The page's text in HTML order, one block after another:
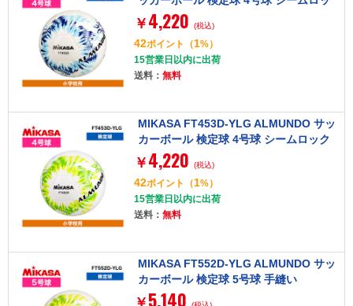
ク
￥ 4,220 (税込)
42ポイント （1%）
15営業日以内に出荷
送料： 無料
MIKASA FT453D-YLG ALMUNDO サッ
カーボール 検定球 4号球 シームロック
￥ 4,220 (税込)
42ポイント （1%）
15営業日以内に出荷
送料： 無料
MIKASA FT552D-YLG ALMUNDO サッ
カーボール 検定球 5号球 手縫い
￥ 5,140